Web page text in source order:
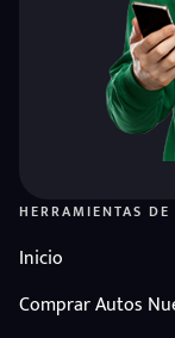
HERRAMIENTAS
Inicio
Comprar Autos